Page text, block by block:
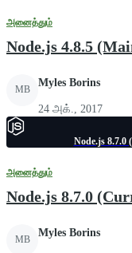
அனைத்தும்
Node.js 4.8.5
MB
Myles Borins
24 அக்., 2017
Node.js 8.7.0
அனைத்தும்
Node.js 8.7.0
MB
Myles Borins